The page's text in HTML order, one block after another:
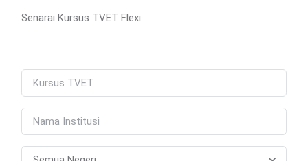
Senarai Kursus TVET Flexi
Name
Name
Preference